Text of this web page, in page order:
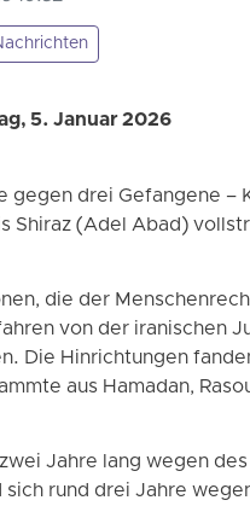
5. Januar 2026
gegen drei Gefangene –
Shiraz (Adel Abad)
die der
von der iranischen
Die Hinrichtungen
aus Hamadan,
Jahre lang wegen
sich rund drei Jahre